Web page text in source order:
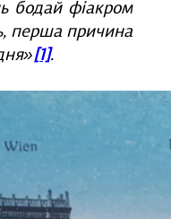
бодай фіакром
перша причина
[1].